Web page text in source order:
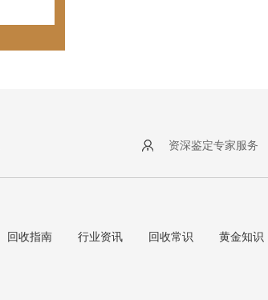
资深鉴定专家服务
回收指南 行业资讯 回收常识 黄金知识